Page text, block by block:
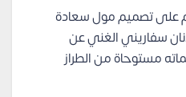
على تصميم مول سعادة
سفاريني الغني عن
مستوحاة من الطراز